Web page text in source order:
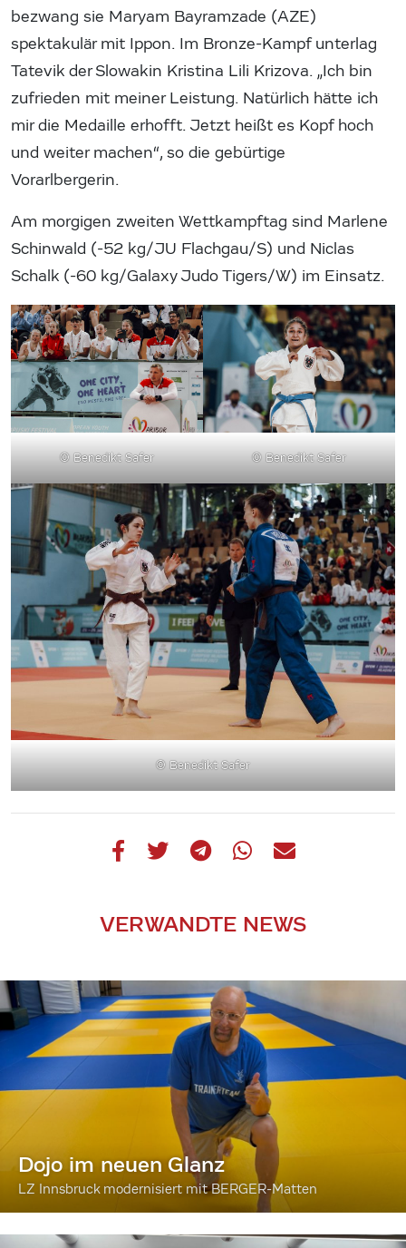
bezwang sie Maryam Bayramzade (AZE)
spektakulär mit Ippon. Im Bronze-Kampf unterlag
Tatevik der Slowakin Kristina Lili Krizova. „Ich bin
zufrieden mit meiner Leistung. Natürlich hätte ich
mir die Medaille erhofft. Jetzt heißt es Kopf hoch
und weiter machen“, so die gebürtige
Vorarlbergerin.
Am morgigen zweiten Wettkampftag sind Marlene
Schinwald (-52 kg/JU Flachgau/S) und Niclas
Schalk (-60 kg/Galaxy Judo Tigers/W) im Einsatz.
© Benedikt Safer © Benedikt Safer
© Benedikt Safer
VERWANDTE NEWS
Dojo im neuen Glanz
LZ Innsbruck modernisiert mit BERGER-Matten